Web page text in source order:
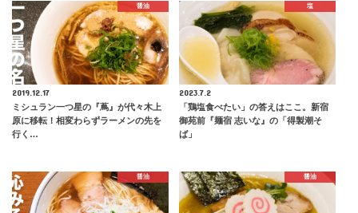
醤油
2019.12.17
ミシュラン一つ星の『蔦』が代々木上
原に移転！相変わらずラーメンの先を
行く…
塩
2023.7.2
「鶏塩食べたい」の答えはここ。新宿
御苑前『麺宿 志いな』の「得製潮そ
ば」
醤油 醤油